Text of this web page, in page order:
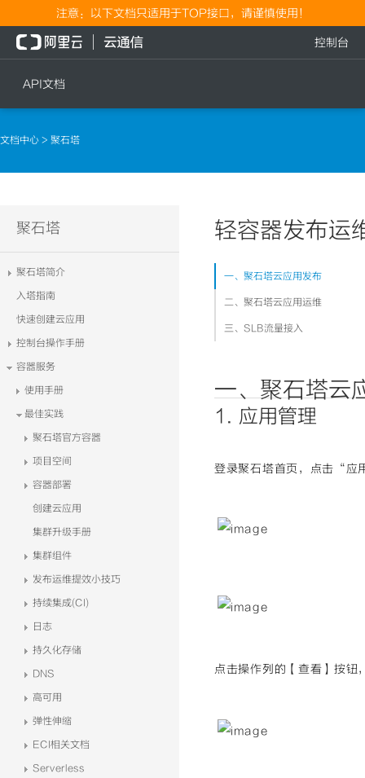
注意：以下文档只适用于TOP接口，请谨慎使用！
API文档
流量充值档位查询
控制台
文档中心 > 聚石塔
聚石塔
聚石塔简介
入塔指南
快速创建云应用
控制台操作手册
容器服务
使用手册
最佳实践
聚石塔官方容器
项目空间
容器部署
创建云应用
集群升级手册
集群组件
发布运维提效小技巧
持续集成(CI)
日志
持久化存储
DNS
高可用
弹性伸缩
ECI相关文档
Serverless
轻容器发布运
一、聚石塔云应用发布
二、聚石塔云应用运维
三、SLB流量接入
一、聚石塔云
1. 应用管理
登录聚石塔首页，点击“应
点击操作列的【查看】按钮